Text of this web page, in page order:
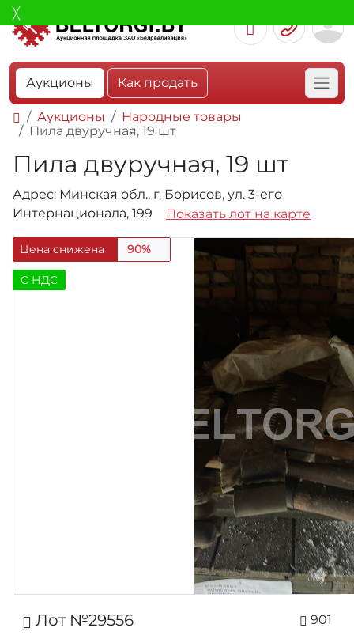
Аукционы Как продать
Аукционы
Народные товары
Пила двуручная, 19 шт
Пила двуручная, 19 шт
Адрес: Минская обл., г. Борисов, ул. 3-его
Интернационала, 199
Показать лот на карте
Цена снижена 90%
C НДС
Лот №29556 901